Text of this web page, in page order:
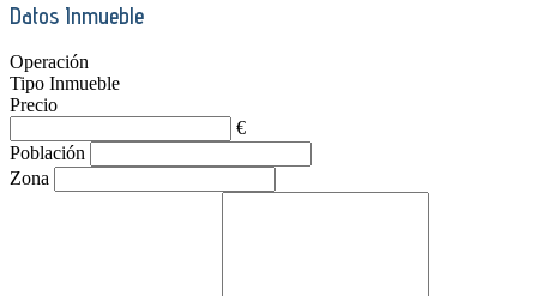
Datos Inmueble
Operación
Tipo Inmueble
Precio
€
Población
Zona